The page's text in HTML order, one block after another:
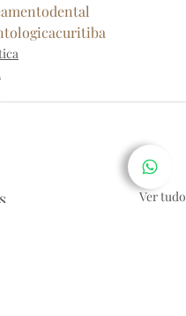
Ver tudo